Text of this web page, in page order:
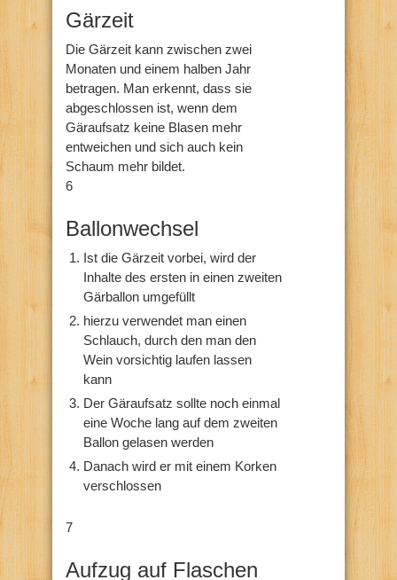
Gärzeit
Die Gärzeit kann zwischen zwei
Monaten und einem halben Jahr
betragen. Man erkennt, dass sie
abgeschlossen ist, wenn dem
Gäraufsatz keine Blasen mehr
entweichen und sich auch kein
Schaum mehr bildet.
6
Ballonwechsel
Ist die Gärzeit vorbei, wird der
Inhalte des ersten in einen zweiten
Gärballon umgefüllt
hierzu verwendet man einen
Schlauch, durch den man den
Wein vorsichtig laufen lassen
kann
Der Gäraufsatz sollte noch einmal
eine Woche lang auf dem zweiten
Ballon gelasen werden
Danach wird er mit einem Korken
verschlossen
7
Aufzug auf Flaschen